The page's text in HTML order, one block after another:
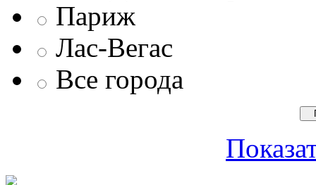
Париж
Лас-Вегас
Все города